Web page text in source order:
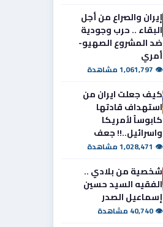
إيران والصراع من أجل
البقاء .. حرب وجودية
ضد المشروع الصهيو-
أمري
👁 1,061,797 مشاهدة
كيف جعلت ايران من
استهداف قادتها
كابوساً لأمريكا
واسرائيل..!! جعف
👁 1,028,471 مشاهدة
شخصية من بلادي ..
الفقيه السيد حسين
إسماعيل الصدر
👁 40,740 مشاهدة